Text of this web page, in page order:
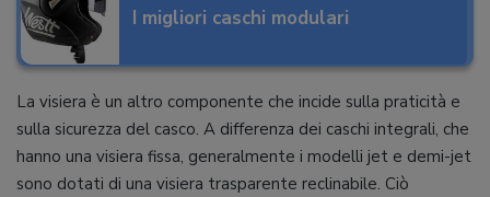
I migliori caschi modulari
La visiera è un altro componente che incide sulla praticità e
sulla sicurezza del casco. A differenza dei caschi integrali, che
hanno una visiera fissa, generalmente i modelli jet e demi-jet
sono dotati di una visiera trasparente reclinabile. Ciò